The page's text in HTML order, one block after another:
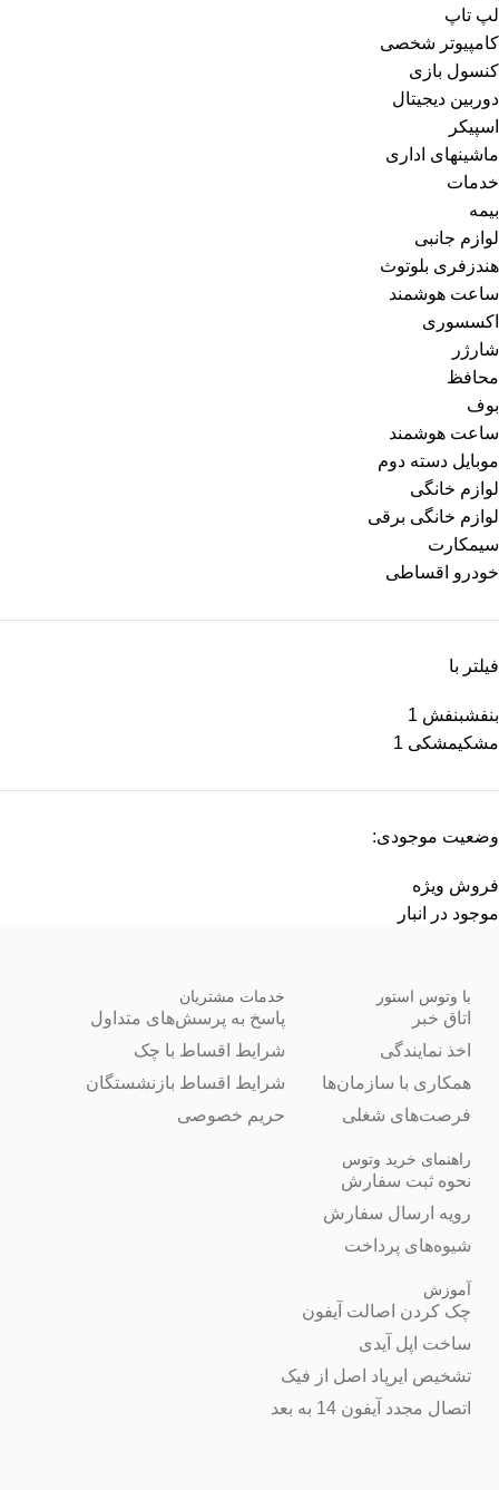
لپ تاپ
کامپیوتر شخصی
کنسول بازی
دوربین دیجیتال
اسپیکر
ماشینهای اداری
خدمات
بیمه
لوازم جانبی
هندزفری بلوتوث
ساعت هوشمند
اکسسوری
شارژر
محافظ
بوف
ساعت هوشمند
موبایل دسته دوم
لوازم خانگی
لوازم خانگی برقی
سیمکارت
خودرو اقساطی
فیلتر با
بنفشبنفش 1
مشکیمشکی 1
وضعیت موجودی:
فروش ویژه
موجود در انبار
با وتوس استور
اتاق خبر
اخذ نمایندگی
همکاری با سازمان‌ها
فرصت‌های شغلی
خدمات مشتریان
پاسخ به پرسش‌های متداول
شرایط اقساط با چک
شرایط اقساط بازنشستگان
حریم خصوصی
راهنمای خرید وتوس
نحوه ثبت سفارش
رویه ارسال سفارش
شیوه‌های پرداخت
آموزش
چک کردن اصالت آیفون
ساخت اپل آیدی
تشخیص ایرپاد اصل از فیک
اتصال مجدد آیفون 14 به بعد